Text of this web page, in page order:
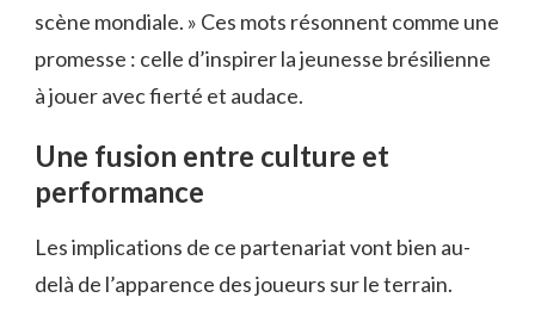
scène mondiale. » Ces mots résonnent comme une
promesse : celle d’inspirer la jeunesse brésilienne
à jouer avec fierté et audace.
Une fusion entre culture et
performance
Les implications de ce partenariat vont bien au-
delà de l’apparence des joueurs sur le terrain.